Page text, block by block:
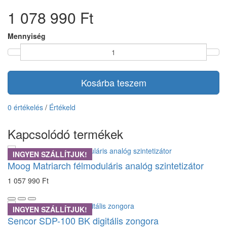
1 078 990 Ft
Mennyiség
Kosárba teszem
0 értékelés / Értékeld
Kapcsolódó termékek
INGYEN SZÁLLÍTJUK!
Moog Matriarch félmoduláris analóg szintetizátor
1 057 990 Ft
INGYEN SZÁLLÍTJUK!
Sencor SDP-100 BK digitális zongora